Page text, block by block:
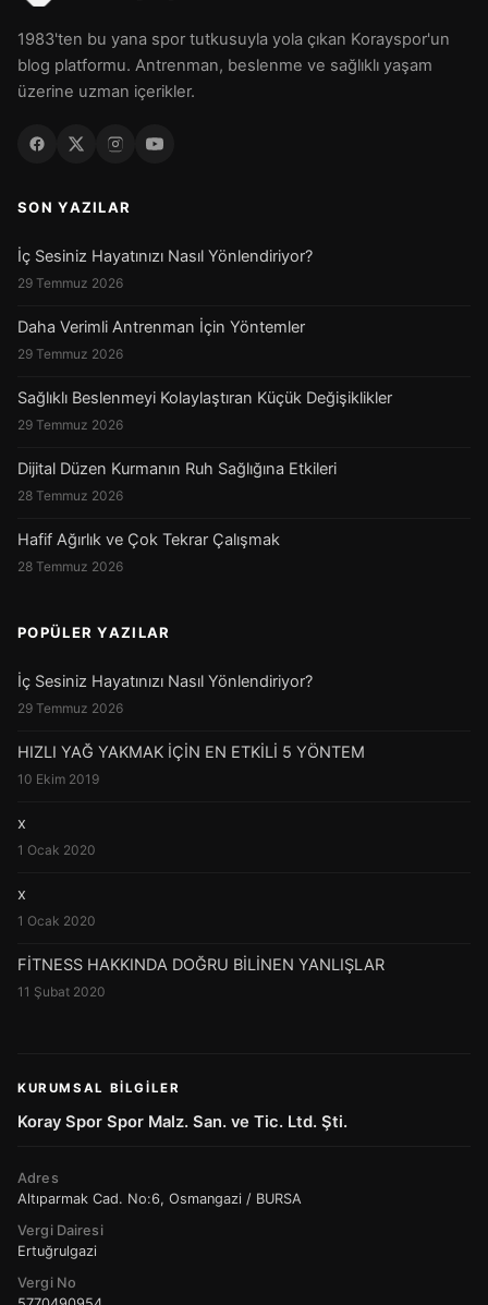
1983'ten bu yana spor tutkusuyla yola çıkan Korayspor'un
blog platformu. Antrenman, beslenme ve sağlıklı yaşam
üzerine uzman içerikler.
SON YAZILAR
İç Sesiniz Hayatınızı Nasıl Yönlendiriyor?
29 Temmuz 2026
Daha Verimli Antrenman İçin Yöntemler
29 Temmuz 2026
Sağlıklı Beslenmeyi Kolaylaştıran Küçük Değişiklikler
29 Temmuz 2026
Dijital Düzen Kurmanın Ruh Sağlığına Etkileri
28 Temmuz 2026
Hafif Ağırlık ve Çok Tekrar Çalışmak
28 Temmuz 2026
POPÜLER YAZILAR
İç Sesiniz Hayatınızı Nasıl Yönlendiriyor?
29 Temmuz 2026
HIZLI YAĞ YAKMAK İÇİN EN ETKİLİ 5 YÖNTEM
10 Ekim 2019
x
1 Ocak 2020
x
1 Ocak 2020
FİTNESS HAKKINDA DOĞRU BİLİNEN YANLIŞLAR
11 Şubat 2020
KURUMSAL BILGILER
Koray Spor Spor Malz. San. ve Tic. Ltd. Şti.
Adres
Altıparmak Cad. No:6, Osmangazi / BURSA
Vergi Dairesi
Ertuğrulgazi
Vergi No